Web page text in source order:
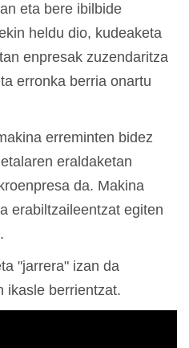
eta bere ibilbide
heldu dio, kudeaketa
enpresak zuzendaritza
erronka berria onartu
erreminten bidez
eraldaketan
da. Makina
erabiltzaileentzat egiten
"jarrera" izan da
ikasle berrientzat.